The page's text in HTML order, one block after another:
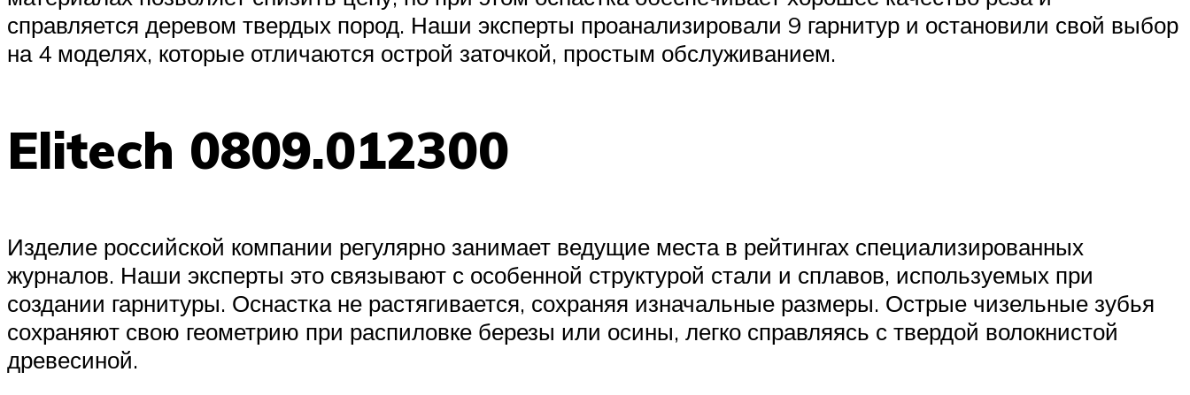
справляется деревом твердых пород. Наши эксперты проанализировали 9 гарнитур и остановили свой выбор
на 4 моделях, которые отличаются острой заточкой, простым обслуживанием.
Elitech 0809.012300
Изделие российской компании регулярно занимает ведущие места в рейтингах специализированных
журналов. Наши эксперты это связывают с особенной структурой стали и сплавов, используемых при
создании гарнитуры. Оснастка не растягивается, сохраняя изначальные размеры. Острые чизельные зубья
сохраняют свою геометрию при распиловке березы или осины, легко справляясь с твердой волокнистой
древесиной.